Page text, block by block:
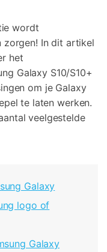
wordt
zorgen! In dit artikel
het
Galaxy S10/S10+
om je Galaxy
te laten werken.
veelgestelde
Galaxy
logo of
Galaxy